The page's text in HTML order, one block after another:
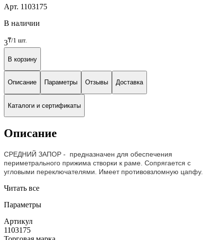
Арт. 1103175
В наличии
3₸/1 шт.
В корзину
Описание Параметры Отзывы Доставка
Каталоги и сертификаты
Описание
СРЕДНИЙ ЗАПОР -
предназначен для обеспечения
периметрального прижима створки к раме. Сопрягается с
угловыми переключателями. Имеет противовзломную цапфу.
Читать все
Параметры
Артикул
1103175